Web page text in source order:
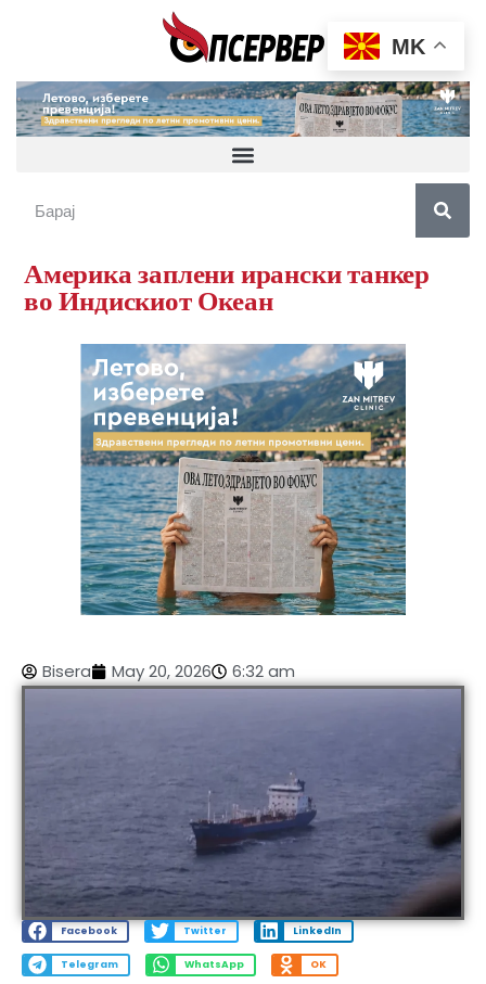
Америка заплени ирански танкер
во Индискиот Океан
Bisera May 20, 2026 6:32 am
Facebook Twitter LinkedIn
Telegram WhatsApp OK
MK